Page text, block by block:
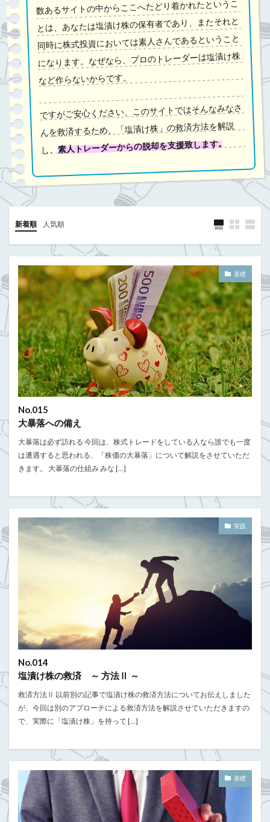
数あるサイトの中からここへたどり着かれたというこ
とは、あなたは塩漬け株の保有者であり、またそれと
同時に株式投資においては素人さんであるということ
になります。なぜなら、プロのトレーダーは塩漬け株
など作らないからです。
ですがご安心ください、このサイトではそんなみなさ
んを救済するため、「塩漬け株」の救済方法を解説
し、素人トレーダーからの脱却を支援致します。
新着順 人気順
基礎
No.015
大暴落への備え
大暴落は必ず訪れる 今回は、株式トレードをしている人なら誰でも一度
は遭遇すると思われる、「株価の大暴落」について解説をさせていただ
きます。 大暴落の仕組み みな […]
実践
No.014
塩漬け株の救済 ～ 方法Ⅱ ～
救済方法Ⅱ 以前別の記事で塩漬け株の救済方法についてお伝えしました
が、今回は別のアプローチによる救済方法を解説させていただきますの
で、実際に「塩漬け株」を持って […]
基礎